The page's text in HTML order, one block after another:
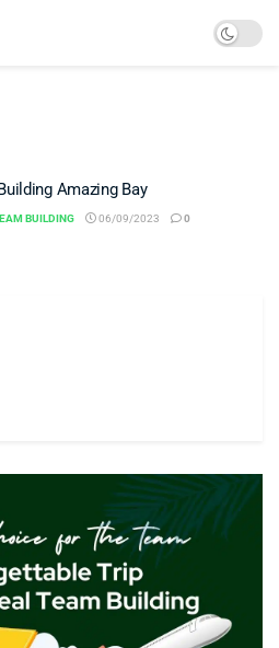
Amazing Bay
BUILDING 06/09/2023 0